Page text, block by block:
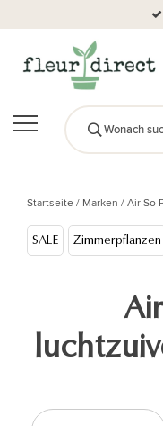
Startseite/ Marken /Air So
SALE Zimmerpflanzen